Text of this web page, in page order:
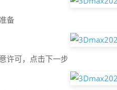
备
许可，点击下一步